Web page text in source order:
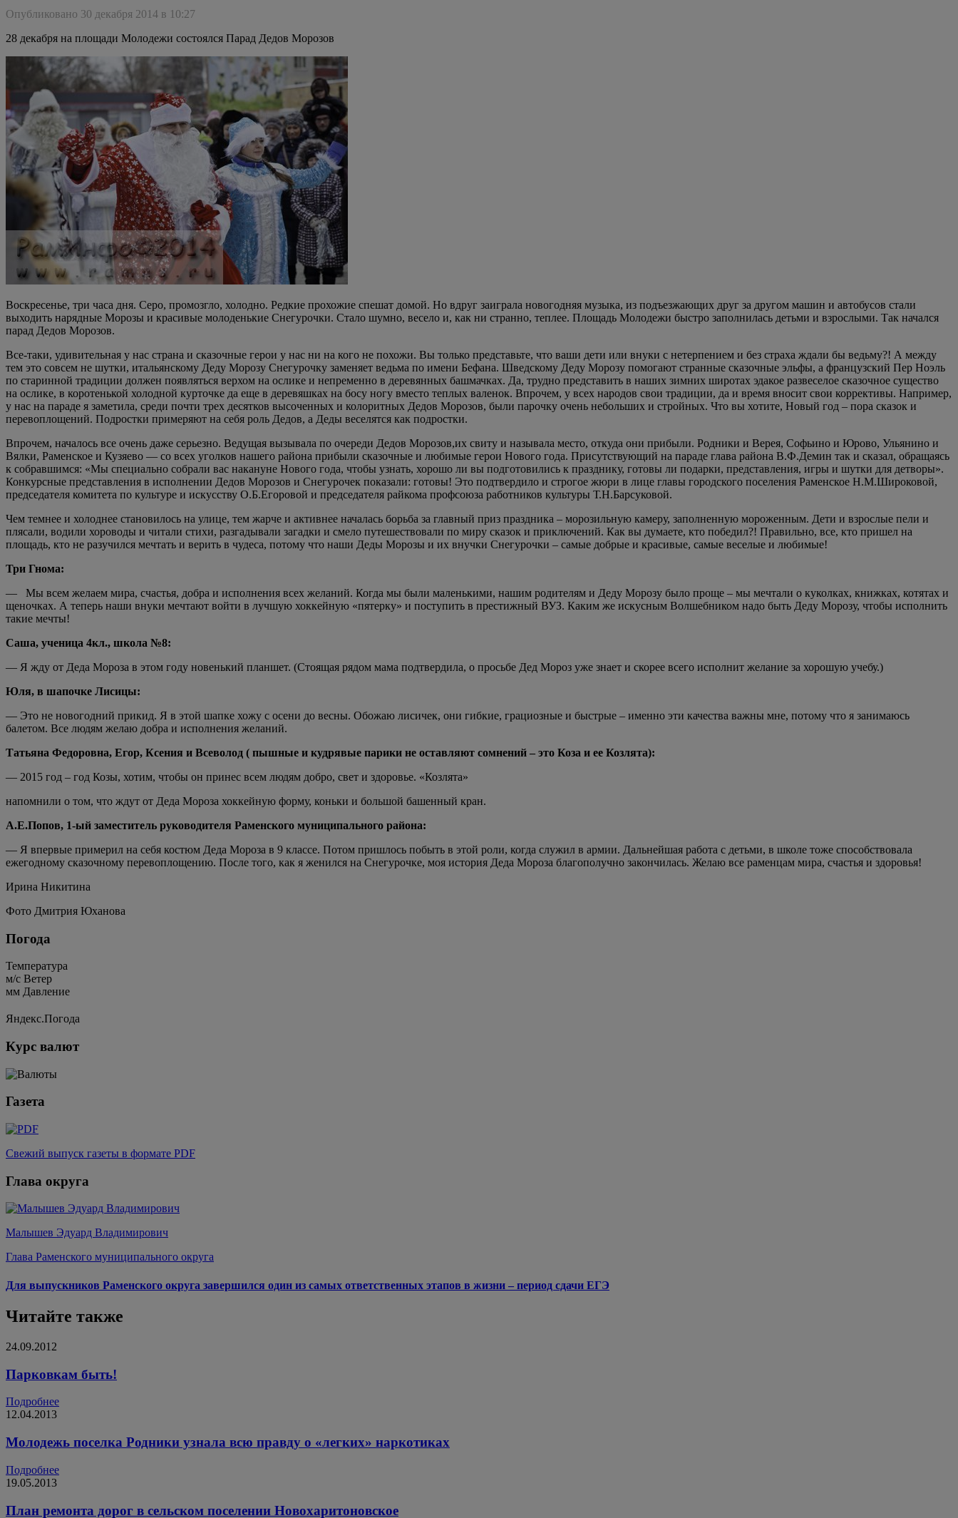
Опубликовано 30 декабря 2014 в 10:27
28 декабря на площади Молодежи состоялся Парад Дедов Морозов
Воскресенье, три часа дня. Серо, промозгло, холодно. Редкие прохожие спешат домой. Но вдруг заиграла новогодняя музыка, из подъезжающих друг за другом машин и автобусов стали
выходить нарядные Морозы и красивые молоденькие Снегурочки. Стало шумно, весело и, как ни странно, теплее. Площадь Молодежи быстро заполнилась детьми и взрослыми. Так начался
парад Дедов Морозов.
Все-таки, удивительная у нас страна и сказочные герои у нас ни на кого не похожи. Вы только представьте, что ваши дети или внуки с нетерпением и без страха ждали бы ведьму?! А между
тем это совсем не шутки, итальянскому Деду Морозу Снегурочку заменяет ведьма по имени Бефана. Шведскому Деду Морозу помогают странные сказочные эльфы, а французский Пер Ноэль
по старинной традиции должен появляться верхом на ослике и непременно в деревянных башмачках. Да, трудно представить в наших зимних широтах эдакое развеселое сказочное существо
на ослике, в коротенькой холодной курточке да еще в деревяшках на босу ногу вместо теплых валенок. Впрочем, у всех народов свои традиции, да и время вносит свои коррективы. Например,
у нас на параде я заметила, среди почти трех десятков высоченных и колоритных Дедов Морозов, были парочку очень небольших и стройных. Что вы хотите, Новый год – пора сказок и
перевоплощений. Подростки примеряют на себя роль Дедов, а Деды веселятся как подростки.
Впрочем, началось все очень даже серьезно. Ведущая вызывала по очереди Дедов Морозов,их свиту и называла место, откуда они прибыли. Родники и Верея, Софьино и Юрово, Ульянино и
Вялки, Раменское и Кузяево — со всех уголков нашего района прибыли сказочные и любимые герои Нового года. Присутствующий на параде глава района В.Ф.Демин так и сказал, обращаясь
к собравшимся: «Мы специально собрали вас накануне Нового года, чтобы узнать, хорошо ли вы подготовились к празднику, готовы ли подарки, представления, игры и шутки для детворы».
Конкурсные представления в исполнении Дедов Морозов и Снегурочек показали: готовы! Это подтвердило и строгое жюри в лице главы городского поселения Раменское Н.М.Широковой,
председателя комитета по культуре и искусству О.Б.Егоровой и председателя райкома профсоюза работников культуры Т.Н.Барсуковой.
Чем темнее и холоднее становилось на улице, тем жарче и активнее началась борьба за главный приз праздника – морозильную камеру, заполненную мороженным. Дети и взрослые пели и
плясали, водили хороводы и читали стихи, разгадывали загадки и смело путешествовали по миру сказок и приключений. Как вы думаете, кто победил?! Правильно, все, кто пришел на
площадь, кто не разучился мечтать и верить в чудеса, потому что наши Деды Морозы и их внучки Снегурочки – самые добрые и красивые, самые веселые и любимые!
Три Гнома:
— Мы всем желаем мира, счастья, добра и исполнения всех желаний. Когда мы были маленькими, нашим родителям и Деду Морозу было проще – мы мечтали о куколках, книжках, котятах и
щеночках. А теперь наши внуки мечтают войти в лучшую хоккейную «пятерку» и поступить в престижный ВУЗ. Каким же искусным Волшебником надо быть Деду Морозу, чтобы исполнить
такие мечты!
Саша, ученица 4кл., школа №8:
— Я жду от Деда Мороза в этом году новенький планшет. (Стоящая рядом мама подтвердила, о просьбе Дед Мороз уже знает и скорее всего исполнит желание за хорошую учебу.)
Юля, в шапочке Лисицы:
— Это не новогодний прикид. Я в этой шапке хожу с осени до весны. Обожаю лисичек, они гибкие, грациозные и быстрые – именно эти качества важны мне, потому что я занимаюсь
балетом. Все людям желаю добра и исполнения желаний.
Татьяна Федоровна, Егор, Ксения и Всеволод ( пышные и кудрявые парики не оставляют сомнений – это Коза и ее Козлята):
— 2015 год – год Козы, хотим, чтобы он принес всем людям добро, свет и здоровье. «Козлята»
напомнили о том, что ждут от Деда Мороза хоккейную форму, коньки и большой башенный кран.
А.Е.Попов, 1-ый заместитель руководителя Раменского муниципального района:
— Я впервые примерил на себя костюм Деда Мороза в 9 классе. Потом пришлось побыть в этой роли, когда служил в армии. Дальнейшая работа с детьми, в школе тоже способствовала
ежегодному сказочному перевоплощению. После того, как я женился на Снегурочке, моя история Деда Мороза благополучно закончилась. Желаю все раменцам мира, счастья и здоровья!
Ирина Никитина
Фото Дмитрия Юханова
Погода
Температура
м/c Ветер
мм Давление
Яндекс.Погода
Курс валют
Газета
Свежий выпуск газеты в формате PDF
Глава округа
Малышев Эдуард Владимирович
Глава Раменского муниципального округа
Для выпускников Раменского округа завершился один из самых ответственных этапов в жизни – период сдачи ЕГЭ
Читайте также
24.09.2012
Парковкам быть!
Подробнее
12.04.2013
Молодежь поселка Родники узнала всю правду о «легких» наркотиках
Подробнее
19.05.2013
План ремонта дорог в сельском поселении Новохаритоновское